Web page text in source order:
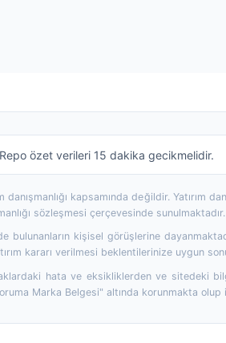
özet verileri 15 dakika gecikmelidir.
kapsamında değildir.
sözleşmesi çerçevesinde sunulmaktadır.
bulunanların kişisel görüşlerine
kararı verilmesi beklentilerinize uygun
hata ve eksikliklerden ve sitedeki
Marka Belgesi" altında korunmakta olup